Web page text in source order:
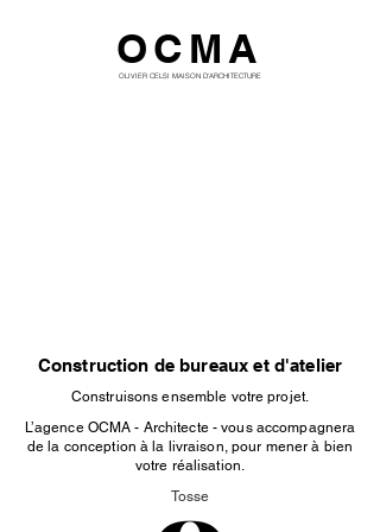
OCMA
OLIVIER CELSI MAISON D'ARCHITECTURE
Construction de bureaux et d'atelier
Construisons ensemble votre projet.
L’agence OCMA - Architecte - vous accompagnera
de la conception à la livraison, pour mener à bien
votre réalisation.
Tosse